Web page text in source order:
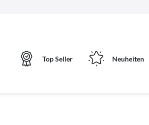
Top Seller Neuheiten